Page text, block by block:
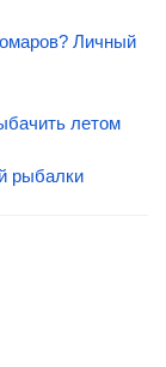
Личный
летом
рыбалки